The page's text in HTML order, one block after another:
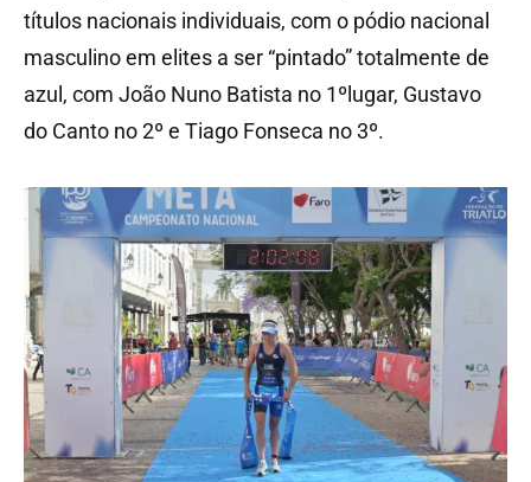
títulos nacionais individuais, com o pódio nacional
masculino em elites a ser “pintado” totalmente de
azul, com João Nuno Batista no 1ºlugar, Gustavo
do Canto no 2º e Tiago Fonseca no 3º.